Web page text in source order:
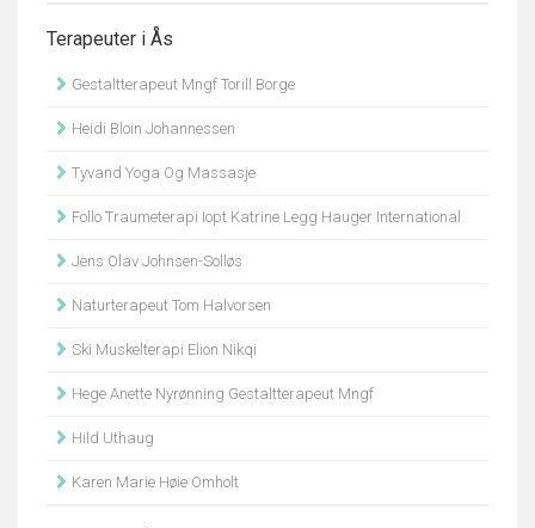
Terapeuter i Ås
Gestaltterapeut Mngf Torill Borge
Heidi Bloin Johannessen
Tyvand Yoga Og Massasje
Follo Traumeterapi Iopt Katrine Legg Hauger International
Jens Olav Johnsen-Solløs
Naturterapeut Tom Halvorsen
Ski Muskelterapi Elion Nikqi
Hege Anette Nyrønning Gestaltterapeut Mngf
Hild Uthaug
Karen Marie Høie Omholt